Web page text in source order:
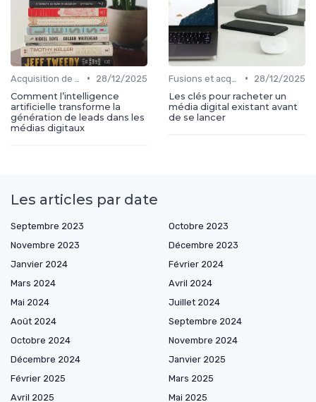
•
28/12/2025
Comment l’intelligence
artificielle transforme la
génération de leads dans les
médias digitaux
•
28/12/2025
Les clés pour racheter un
média digital existant avant
de se lancer
Les articles par date
Septembre 2023
Octobre 2023
Novembre 2023
Décembre 2023
Janvier 2024
Février 2024
Mars 2024
Avril 2024
Mai 2024
Juillet 2024
Août 2024
Septembre 2024
Octobre 2024
Novembre 2024
Décembre 2024
Janvier 2025
Février 2025
Mars 2025
Avril 2025
Mai 2025